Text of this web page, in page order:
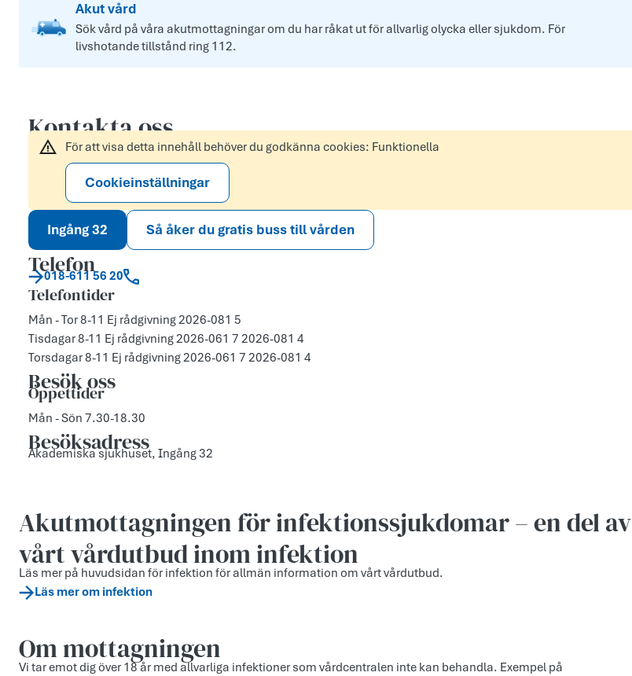
Akut vård
Sök vård på våra akutmottagningar om du har råkat ut för allvarlig olycka eller sjukdom. För
livshotande tillstånd ring 112.
Kontakta oss
För att visa detta innehåll behöver du godkänna cookies: Funktionella
Cookieinställningar
Ingång 32 Så åker du gratis buss till vården
Telefon
018-611 56 20
Telefontider
Mån - Tor 8-11 Ej rådgivning 2026-081 5
Tisdagar 8-11 Ej rådgivning 2026-061 7 2026-081 4
Torsdagar 8-11 Ej rådgivning 2026-061 7 2026-081 4
Besök oss
Öppettider
Mån - Sön 7.30-18.30
Besöksadress
Akademiska sjukhuset, Ingång 32
Akutmottagningen för infektions­sjukdomar – en del av
vårt vårdutbud inom infektion
Läs mer på huvudsidan för infektion för allmän information om vårt vårdutbud.
Läs mer om infektion
Om mottagningen
Vi tar emot dig över 18 år med allvarliga infektioner som vårdcentralen inte kan behandla. Exempel på